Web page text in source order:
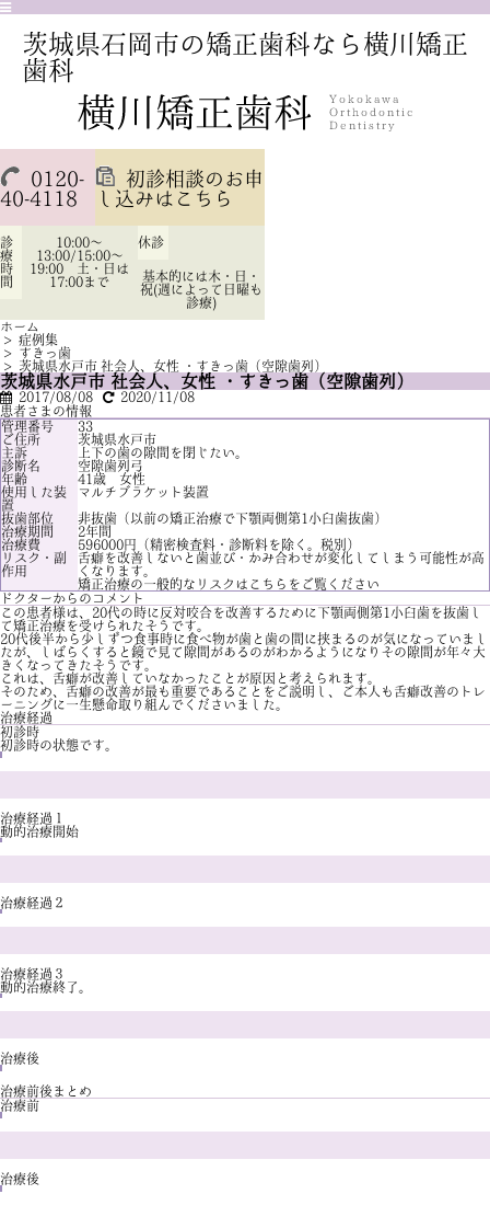
茨城県石岡市の矯正歯科なら横川矯正
歯科
0120-
40-4118
初診相談のお申
し込みはこちら
診
療
時
間
10:00～
13:00/15:00～
19:00 土・日は
17:00まで
休診
基本的には木・日・
祝(週によって日曜も
診療)
ホーム
> 症例集
> すきっ歯
> 茨城県水戸市 社会人、女性 ・すきっ歯（空隙歯列）
茨城県水戸市 社会人、女性 ・すきっ歯（空隙歯列）
2017/08/08
2020/11/08
患者さまの情報
管理番号
33
ご住所
茨城県水戸市
主訴
上下の歯の隙間を閉じたい。
診断名
空隙歯列弓
年齢
41歳 女性
使用した装
置
マルチブラケット装置
抜歯部位
非抜歯（以前の矯正治療で下顎両側第1小臼歯抜歯）
治療期間
2年間
治療費
596000円（精密検査料・診断料を除く。税別）
リスク・副
作用
舌癖を改善しないと歯並び・かみ合わせが変化してしまう可能性が高
くなります。
矯正治療の一般的なリスクは こちら をご覧ください
ドクターからのコメント
この患者様は、20代の時に反対咬合を改善するために下顎両側第1小臼歯を抜歯し
て矯正治療を受けられたそうです。
20代後半から少しずつ食事時に食べ物が歯と歯の間に挟まるのが気になっていまし
たが、しばらくすると鏡で見て隙間があるのがわかるようになりその隙間が年々大
きくなってきたそうです。
これは、舌癖が改善していなかったことが原因と考えられます。
そのため、舌癖の改善が最も重要であることをご説明し、ご本人も舌癖改善のトレ
ーニングに一生懸命取り組んでくださいました。
治療経過
初診時
初診時の状態です。
治療経過１
動的治療開始
治療経過２
治療経過３
動的治療終了。
治療後
治療前後まとめ
治療前
治療後